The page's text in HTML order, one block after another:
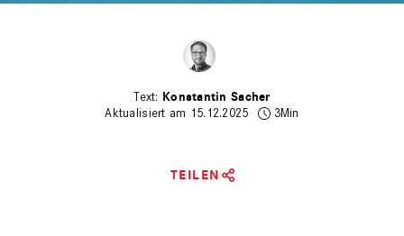
Konstantin Sacher
Aktualisiert am 15.12.2025
3Min
TEILEN